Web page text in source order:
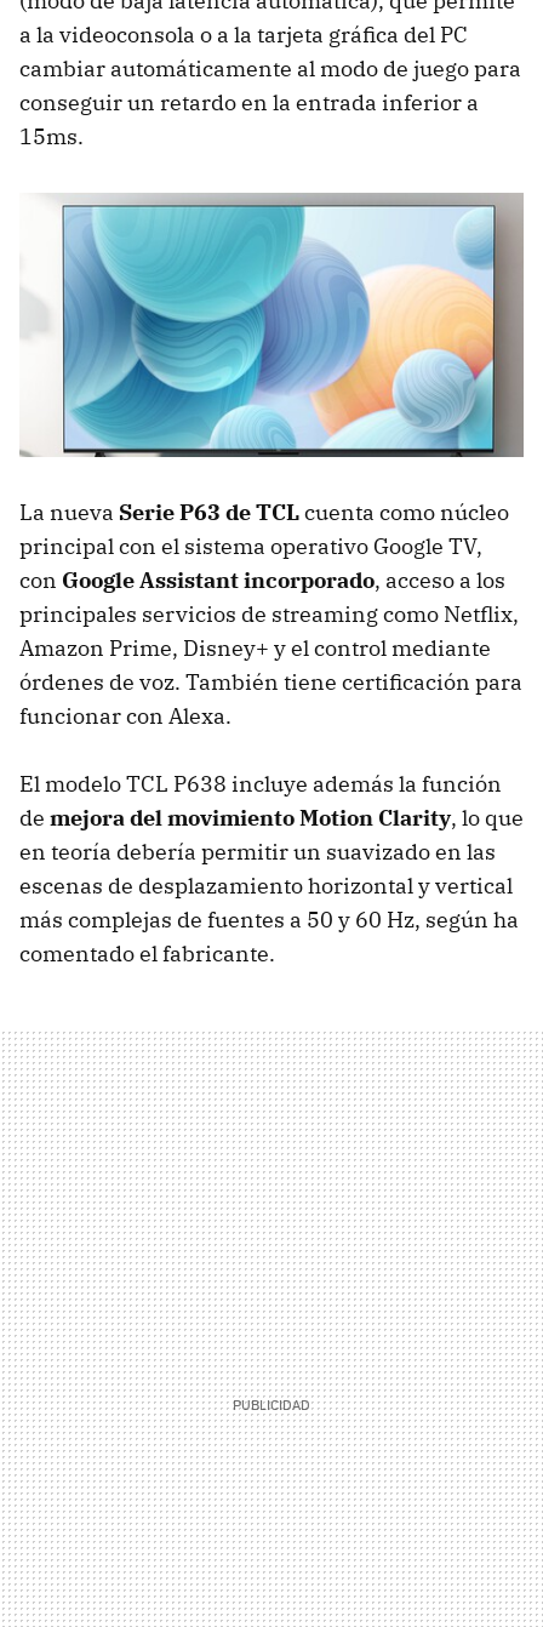
a la videoconsola o a la tarjeta gráfica del PC
cambiar automáticamente al modo de juego para
conseguir un retardo en la entrada inferior a
15ms.
La nueva Serie P63 de TCLcuenta como núcleo
principal con el sistema operativo Google TV,
con Google Assistant incorporado, acceso a los
principales servicios de streaming como Netflix,
Amazon Prime, Disney+ y el control mediante
órdenes de voz. También tiene certificación para
funcionar con Alexa.
El modelo TCL P638 incluye además la función
de mejora del movimiento Motion Clarity, lo que
en teoría debería permitir un suavizado en las
escenas de desplazamiento horizontal y vertical
más complejas de fuentes a 50 y 60 Hz, según ha
comentado el fabricante.